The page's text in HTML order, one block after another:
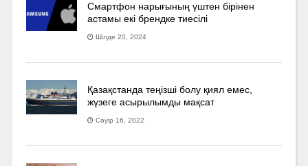
Смартфон нарығының үштен бірінен
астамы екі брендке тиесілі
Шілде 20, 2024
Қазақстанда теңізші болу қиял емес,
жүзеге асырылымды мақсат
Сәуір 16, 2022